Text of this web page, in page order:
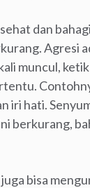
dan
Agresi
muncul,
iri hati.
berkurang,
bisa